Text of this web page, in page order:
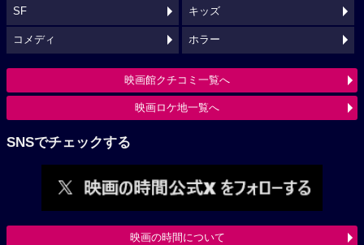
SF キッズ
コメディ ホラー
映画館クチコミ一覧へ
映画ロケ地一覧へ
SNSでチェックする
映画の時間について